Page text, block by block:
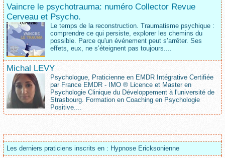
Vaincre le psychotrauma: numéro Collector Revue
Cerveau et Psycho.
Le temps de la reconstruction. Traumatisme psychique :
comprendre ce qui persiste, explorer les chemins du
possible. Parce qu'un événement peut s’arrêter. Ses
effets, eux, ne s’éteignent pas toujours....
Michal LEVY
Psychologue, Praticienne en EMDR Intégrative Certifiée
par France EMDR - IMO ® Licence et Master en
Psychologie Clinique du Développement à l'université de
Strasbourg. Formation en Coaching en Psychologie
Positive....
Les derniers praticiens inscrits en : Hypnose Ericksonienne